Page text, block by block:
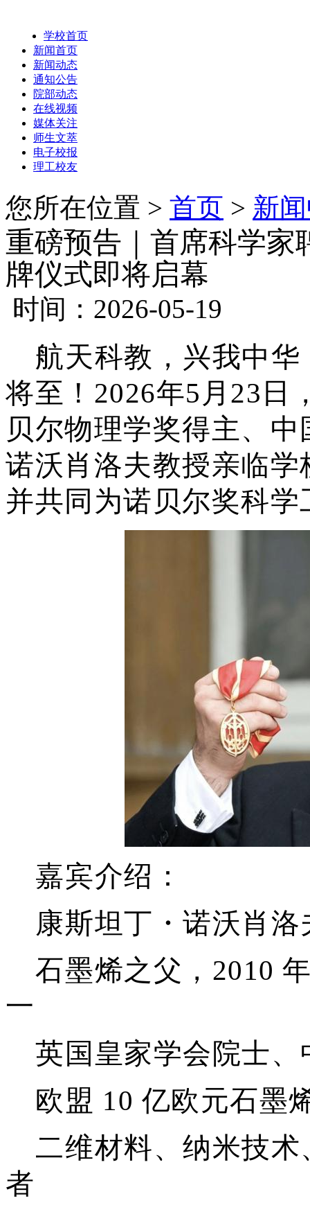
学校首页
新闻首页
新闻动态
通知公告
院部动态
在线视频
媒体关注
师生文萃
电子校报
理工校友
您所在位置 > 首页 > 新
重磅预告｜首席科学家
牌仪式即将启幕
时间：2026-05-19
航天科教，兴我中
将至！ 2026年5月23日
贝尔物理学奖得主、
诺沃肖洛夫教授亲临
并共同为诺贝尔奖科
嘉宾介绍：
康斯坦丁・诺沃肖洛
石墨烯之父， 2010
一
英国皇家学会院士
欧盟 10 亿欧元石墨
二维材料、纳米技术
者